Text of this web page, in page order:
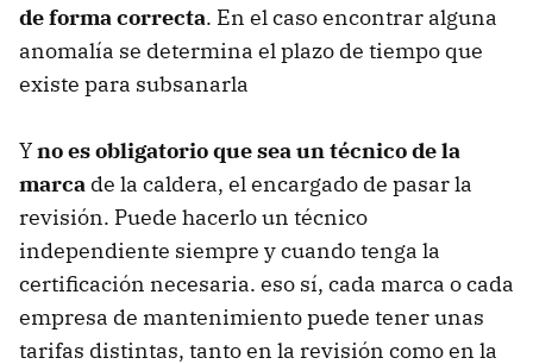
de forma correcta. En el caso encontrar alguna
anomalía se determina el plazo de tiempo que
existe para subsanarla
Yno es obligatorio que sea un técnico de la
marca de la caldera, el encargado de pasar la
revisión. Puede hacerlo un técnico
independiente siempre y cuando tenga la
certificación necesaria. eso sí, cada marca o cada
empresa de mantenimiento puede tener unas
tarifas distintas, tanto en la revisión como en la